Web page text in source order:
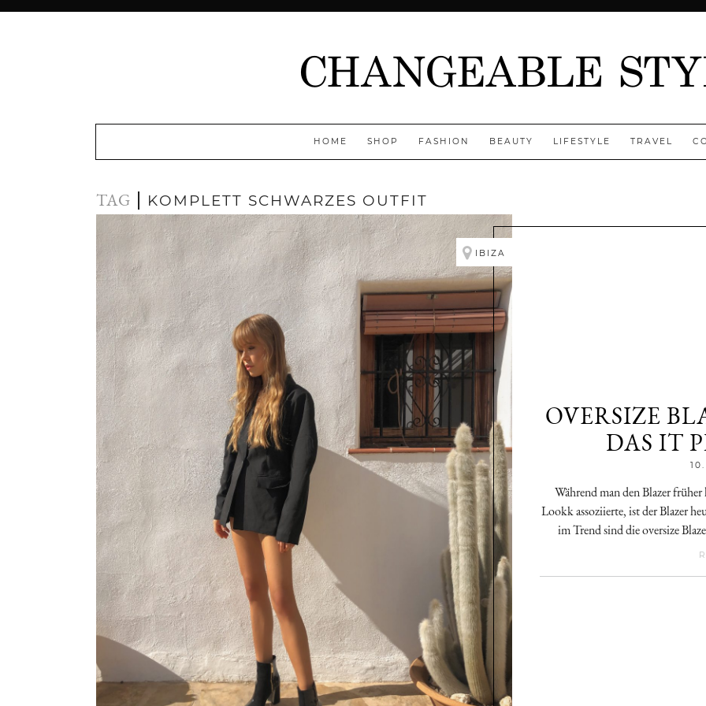
HOME SHOP FASHION BEAUTY LIFESTYLE TRAVEL
TAG KOMPLETT SCHWARZES OUTFIT
IBIZA
OVERSIZE
DAS IT
Während man den Blazer
Lookk assoziierte, ist der Blazer
im Trend sind die oversize